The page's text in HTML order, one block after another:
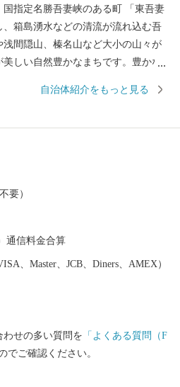
名勝吾妻峡のある町 「東吾妻
箱島湧水などの清流が流れ込む吾
間隠山、榛名山など大小の山々が
しい自然豊かなまちです。豊かな
げてきました。しかしながら、現
年層世代の人口増の実現に取り組
生み出す、町民と行政の協働によ
皆様からいただいた心温まる寄附
が誇りを持って暮らせるよう、ま
します。
自治体紹介をもっと見る
要）
通信料金合算
、Master、JCB、Diners、AMEX）
せの多い質問を 「よくある質問（F
でご確認ください。